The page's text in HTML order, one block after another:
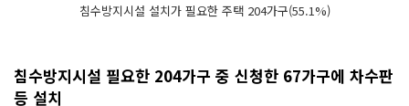
침수방지시설 설치가 필요한 주택 204가구(55.1%)
침수방지시설 필요한 204가구 중 신청한 67가구에 차수판
등 설치